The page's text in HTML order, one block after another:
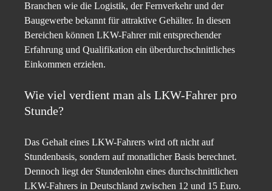
Branchen wie die Logistik, der Fernverkehr und der
Baugewerbe bekannt für attraktive Gehälter. In diesen
Bereichen können LKW-Fahrer mit entsprechender
Erfahrung und Qualifikation ein überdurchschnittliches
Einkommen erzielen.
Wie viel verdient man als LKW-Fahrer pro
Stunde?
Das Gehalt eines LKW-Fahrers wird oft nicht auf
Stundenbasis, sondern auf monatlicher Basis berechnet.
Dennoch liegt der Stundenlohn eines durchschnittlichen
LKW-Fahrers in Deutschland zwischen 12 und 15 Euro.